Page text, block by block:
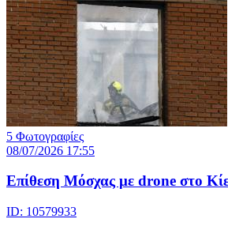
5 Φωτογραφίες
08/07/2026 17:55
Eπίθεση Μόσχας με drone στο
ID: 10579933